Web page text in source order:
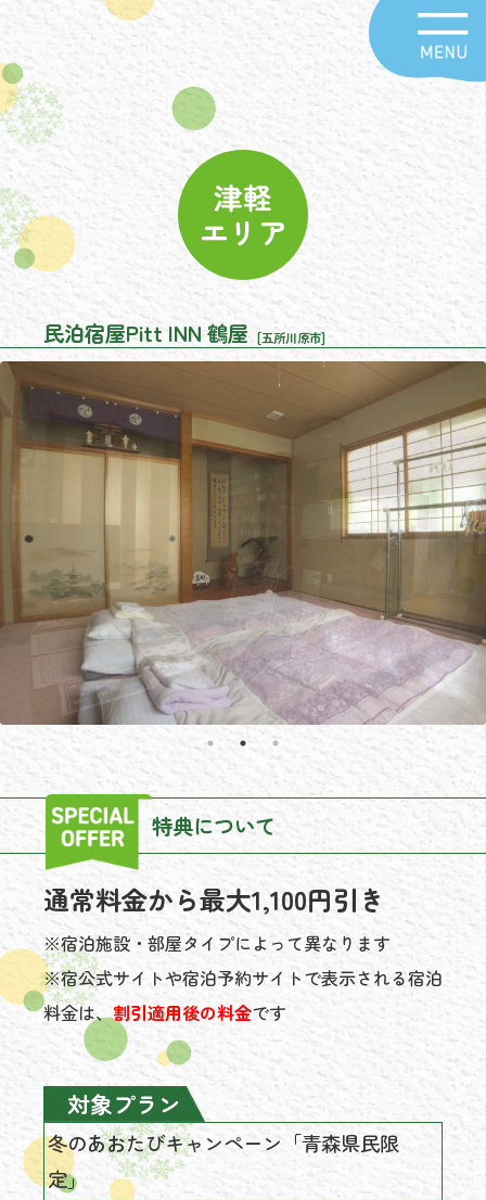
津軽
エリア
民泊宿屋Pitt INN 鶴屋 [五所川原市]
特典について
通常料金から最大1,100円引き
※宿泊施設・部屋タイプによって異なります
※宿公式サイトや宿泊予約サイトで表示される宿泊
料金は、割引適用後の料金です
対象プラン
冬のあおたびキャンペーン「青森県民限
定」